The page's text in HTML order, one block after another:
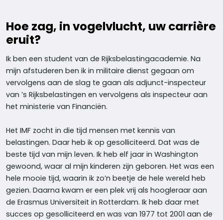
Hoe zag, in vogelvlucht, uw carrière
eruit?
Ik ben een student van de Rijksbelastingacademie. Na
mijn afstuderen ben ik in militaire dienst gegaan om
vervolgens aan de slag te gaan als adjunct-inspecteur
van ’s Rijksbelastingen en vervolgens als inspecteur aan
het ministerie van Financiën.
Het IMF zocht in die tijd mensen met kennis van
belastingen. Daar heb ik op gesolliciteerd. Dat was de
beste tijd van mijn leven. Ik heb elf jaar in Washington
gewoond, waar al mijn kinderen zijn geboren. Het was een
hele mooie tijd, waarin ik zo’n beetje de hele wereld heb
gezien. Daarna kwam er een plek vrij als hoogleraar aan
de Erasmus Universiteit in Rotterdam. Ik heb daar met
succes op gesolliciteerd en was van 1977 tot 2001 aan de